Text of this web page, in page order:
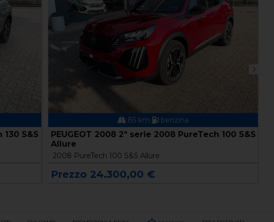
130 S&S
85 km benzina
PEUGEOT 2008 2ª serie 2008 PureTech 100 S&S
Allure
2008 PureTech 100 S&S Allure
Prezzo 24.300,00 €